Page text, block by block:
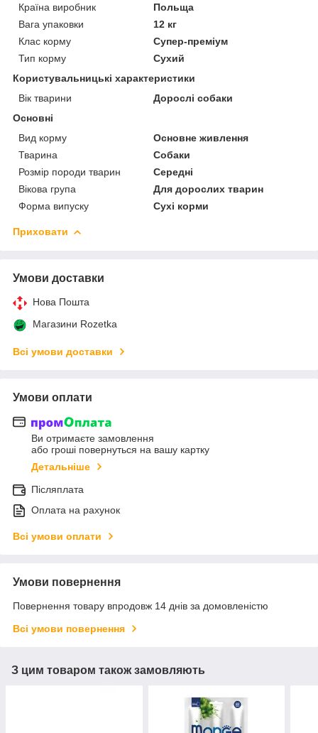
Країна виробник
Польща
Вага упаковки
12 кг
Клас корму
Супер-преміум
Тип корму
Сухий
Користувальницькі характеристики
Вік тварини
Дорослі собаки
Основні
Вид корму
Основне живлення
Тварина
Собаки
Розмір породи тварин
Середні
Вікова група
Для дорослих тварин
Форма випуску
Сухі корми
Приховати
Умови доставки
Нова Пошта
Магазини Rozetka
Всі умови доставки
Умови оплати
Ви отримаєте замовлення
або гроші повернуться на вашу картку
Детальніше
Післяплата
Оплата на рахунок
Всі умови оплати
Умови повернення
Повернення товару впродовж 14 днів за домовленістю
Всі умови повернення
З цим товаром також замовляють